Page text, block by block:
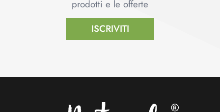
prodotti e le offerte
ISCRIVITI